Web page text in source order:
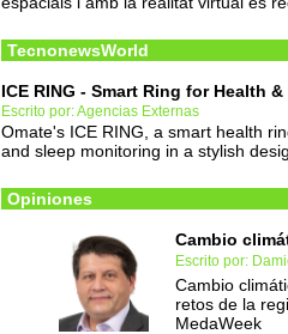
TecnonewsWorld
ICE RING - Smart Ring for Health
Escrito por: Agencias Externas
Omate's ICE RING, a smart health
and sleep monitoring in a stylish
Opiniones
Cambio
Escrito por:
Cambio
retos de la
MedaWeek